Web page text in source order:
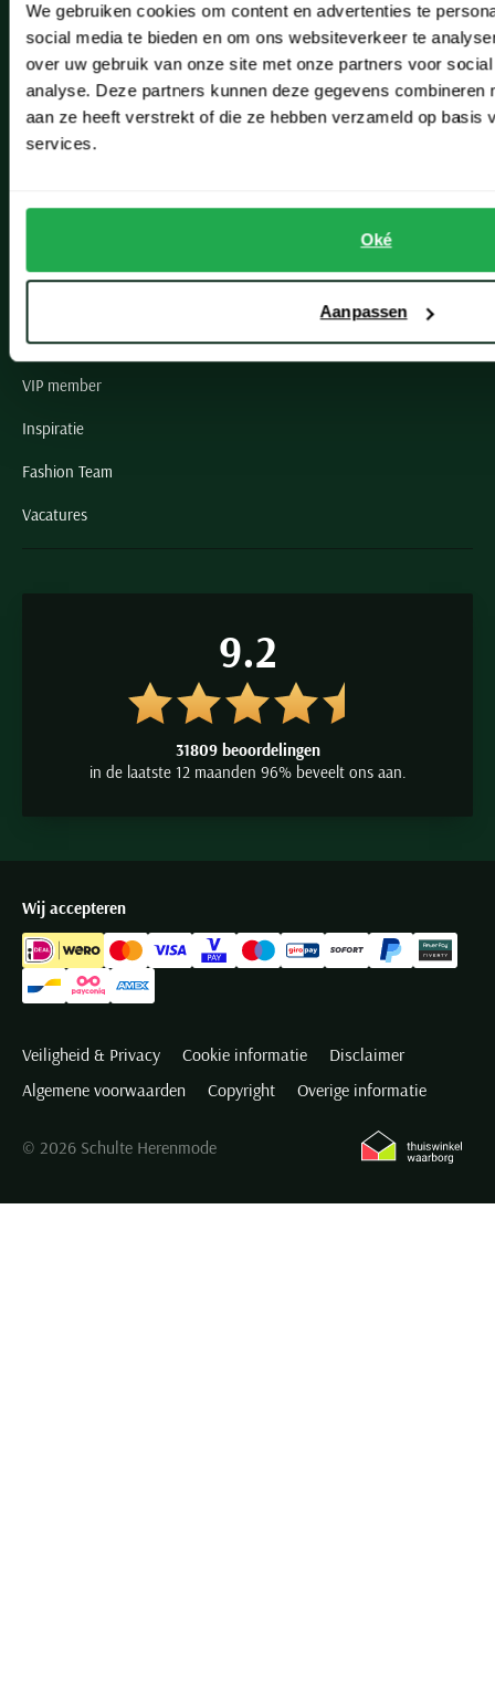
We gebruiken cookies om content en advertenties te
social media te bieden en om ons websiteverkeer te
over uw gebruik van onze site met onze partners voor
analyse. Deze partners kunnen deze gegevens combineren
aan ze heeft verstrekt of die ze hebben verzameld op basis
services.
Oké
Aanpassen
Leiderdorp
Lisse
Noordwijk
Oegstgeest
Paul & Shark specialist
VIP member
Inspiratie
Fashion Team
Vacatures
9.2
31809 beoordelingen
in de laatste 12 maanden 96% beveelt ons aan.
Wij accepteren
Veiligheid & Privacy Cookie informatie
Disclaimer
Algemene voorwaarden
Copyright Overige informatie
© 2026 Schulte Herenmode